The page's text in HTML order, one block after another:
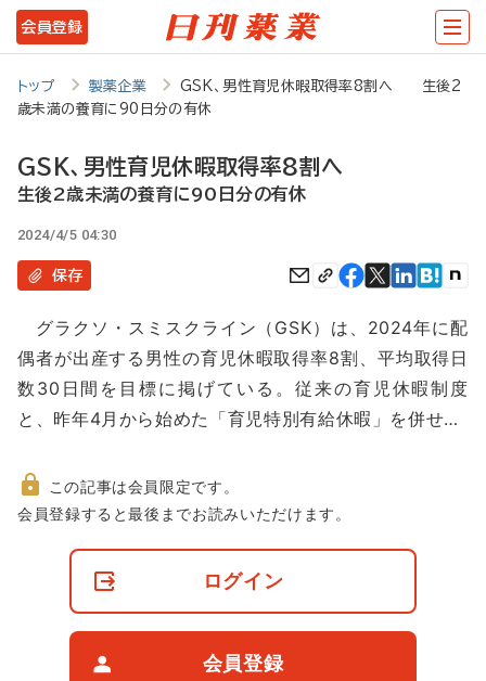
メ
イ
テ
ツ
に
動
会員登録
トップ 製薬企業
GSK、男性育児休暇取得率8割へ 生後2
歳未満の養育に90日分の有休
GSK、男性育児休暇取得率8割へ
生後2歳未満の養育に90日分の有休
2024/4/5 04:30
保存
グラクソ・スミスクライン（GSK）は、2024年に配
偶者が出産する男性の育児休暇取得率8割、平均取得日
数30日間を目標に掲げている。従来の育児休暇制度
と、昨年4月から始めた「育児特別有給休暇」を併せ…
非
この記事は会員限定です。
会員登録すると最後までお読みいただけます。
ログイン
会員登録